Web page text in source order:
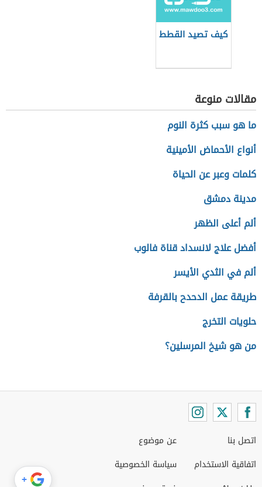
كيف تصيد القطط
مقالات منوعة
ما هو سبب كثرة النوم
أنواع الأحماض الأمينية
كلمات وعبر عن الحياة
مدينة دمشق
ألم أعلى الظهر
أفضل علاج لانسداد قناة فالوب
ألم في الثدي الأيسر
طريقة عمل الدحدح بالقرفة
حلويات التخرج
من هو شيخ المرسلين؟
اتصل بنا
اتفاقية الاستخدام
عن موضوع
سياسة الخصوصية
+